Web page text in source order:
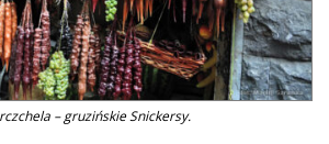
– gruzińskie Snickersy.